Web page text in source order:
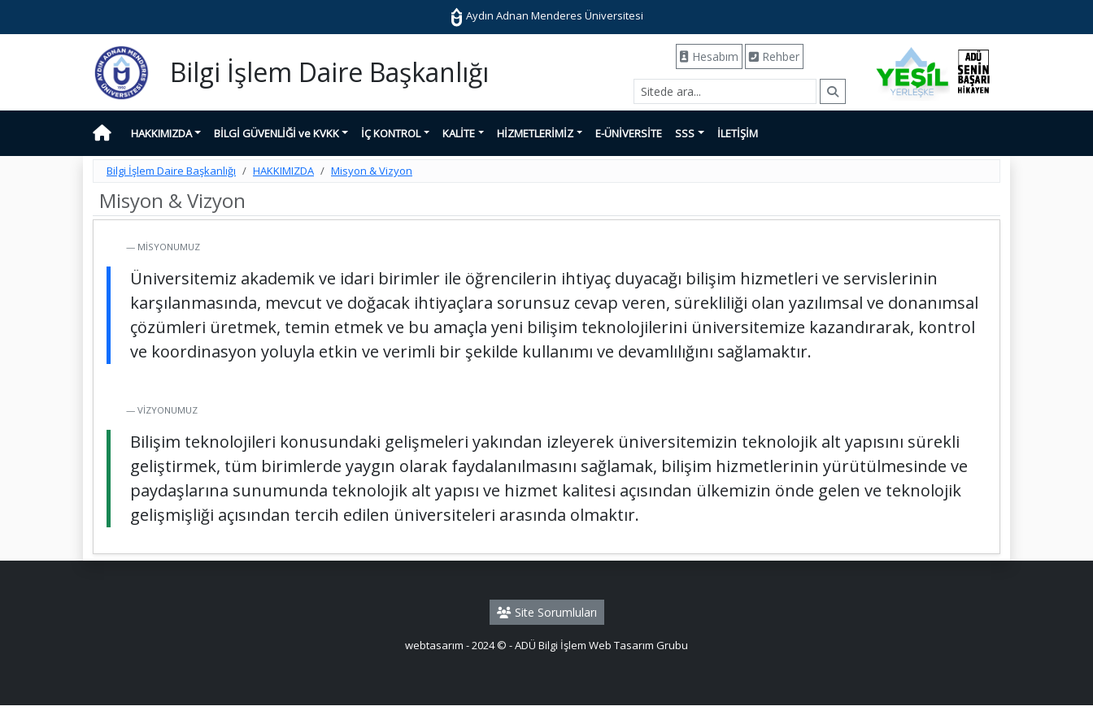
Aydın Adnan Menderes Üniversitesi
Bilgi İşlem Daire Başkanlığı Hesabım Rehber
HAKKIMIZDA BİLGİ GÜVENLİĞİ ve KVKK İÇ KONTROL KALİTE HİZMETLERİMİZ E-ÜNİVERSİTE SSS İLETİŞİM
Bilgi İşlem Daire Başkanlığı HAKKIMIZDA Misyon & Vizyon
Misyon & Vizyon
MİSYONUMUZ
Üniversitemiz akademik ve idari birimler ile öğrencilerin ihtiyaç duyacağı bilişim hizmetleri ve servislerinin
karşılanmasında, mevcut ve doğacak ihtiyaçlara sorunsuz cevap veren, sürekliliği olan yazılımsal ve donanımsal
çözümleri üretmek, temin etmek ve bu amaçla yeni bilişim teknolojilerini üniversitemize kazandırarak, kontrol
ve koordinasyon yoluyla etkin ve verimli bir şekilde kullanımı ve devamlılığını sağlamaktır.
VİZYONUMUZ
Bilişim teknolojileri konusundaki gelişmeleri yakından izleyerek üniversitemizin teknolojik alt yapısını sürekli
geliştirmek, tüm birimlerde yaygın olarak faydalanılmasını sağlamak, bilişim hizmetlerinin yürütülmesinde ve
paydaşlarına sunumunda teknolojik alt yapısı ve hizmet kalitesi açısından ülkemizin önde gelen ve teknolojik
gelişmişliği açısından tercih edilen üniversiteleri arasında olmaktır.
Site Sorumluları
webtasarım - 2024 © - ADÜ Bilgi İşlem Web Tasarım Grubu